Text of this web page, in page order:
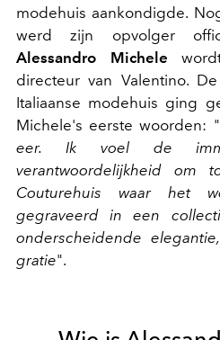
modehuis aankondigde.
werd zijn opvolger
Alessandro Michele
directeur van Valentino.
Italiaanse modehuis ging
Michele's eerste woorden: "
eer. Ik voel de
verantwoordelijkheid
Couturehuis waar het
gegraveerd in een
onderscheidende
gratie".